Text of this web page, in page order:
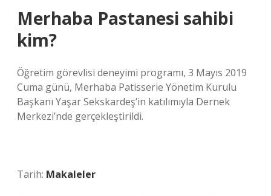
Merhaba Pastanesi sahibi
kim?
Öğretim görevlisi deneyimi programı, 3 Mayıs 2019
Cuma günü, Merhaba Patisserie Yönetim Kurulu
Başkanı Yaşar Sekskardeş’in katılımıyla Dernek
Merkezi’nde gerçekleştirildi.
Tarih: Makaleler